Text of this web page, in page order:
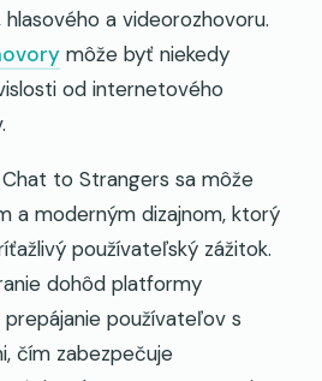
a videorozhovoru.
môže byť niekedy
od internetového
Chat to Strangers sa môže
a moderným dizajnom, ktorý
používateľský zážitok.
dohôd platformy
používateľov s
čím zabezpečuje